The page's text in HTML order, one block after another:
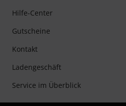
Hilfe-Center
Gutscheine
Kontakt
Ladengeschäft
Service im Überblick